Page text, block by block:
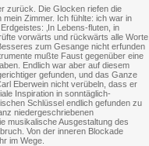
zurück. Die Glocken riefen die
Zimmer. Ich fühlte: ich war in
‚In Lebens-fluten, in
vorwärts und rückwärts alle Worte,
zum Gesange nicht erfunden
mußte Faust gegenüber eine
Endlich war aber auf diesem
gefunden, und das Ganze
Eberwein nicht verübeln, dass er
Inspiration in sonntäglich-
Schlüssel endlich gefunden zu
niedergeschriebenen
musikalische Ausgestaltung des
Von der inneren Blockade
im Wege.